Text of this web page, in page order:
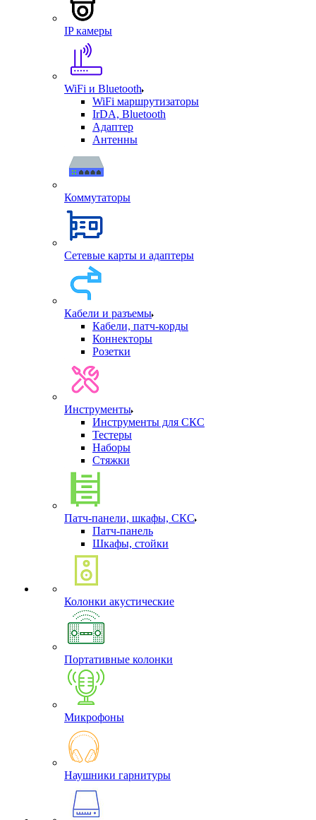
IP камеры
WiFi и Bluetooth
WiFi маршрутизаторы
IrDA, Bluetooth
Адаптер
Антенны
Коммутаторы
Сетевые карты и адаптеры
Кабели и разъемы
Кабели, патч-корды
Коннекторы
Розетки
Инструменты
Инструменты для СКС
Тестеры
Наборы
Стяжки
Патч-панели, шкафы, СКС
Патч-панель
Шкафы, стойки
Колонки акустические
Портативные колонки
Микрофоны
Наушники гарнитуры